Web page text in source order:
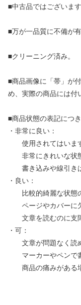
■中古品ではございま
■万が一品質に不備が
■クリーニング済み。
■商品画像に「帯」が
め、実際の商品には付
■商品状態の表記につ
・非常に良い：
使用されてはいます
非常にきれいな状態
書き込みや線引きは
・良い：
比較的綺麗な状態の
ページやカバーに欠
文章を読むのに支障
・可：
文章が問題なく読め
マーカーやペンで書
商品の痛みがある場